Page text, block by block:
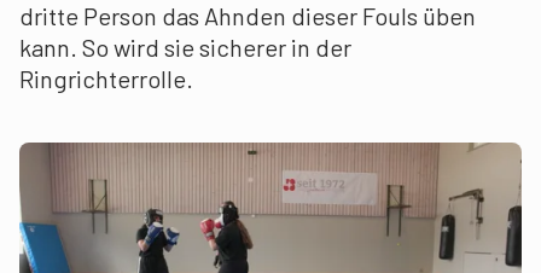
dritte Person das Ahnden dieser Fouls üben
kann. So wird sie sicherer in der
Ringrichterrolle.